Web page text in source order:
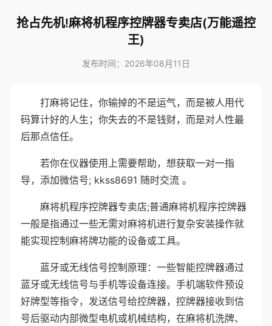
抢占先机!麻将机程序控牌器专卖店(万能遥控
王)
发布时间：2026年08月11日
打麻将记住，你输掉的不是运气，而是被人用代
码算计好的人生；你失去的不是钱财，而是对人性最
后那点信任。
若你在仪器使用上需要帮助，想获取一对一指
导，添加微信号; kkss8691 随时交流 。
麻将机程序控牌器专卖店;普通麻将机程序控牌器
一般是指通过一些无需对麻将机进行复杂安装操作就
能实现控制麻将牌功能的设备或工具。
蓝牙或无线信号控制原理：一些智能控牌器通过
蓝牙或无线信号与手机等设备连接。手机端软件预设
好牌型等指令，发送信号给控牌器，控牌器接收到信
号后驱动内部微型电机或机械结构，在麻将机洗牌、